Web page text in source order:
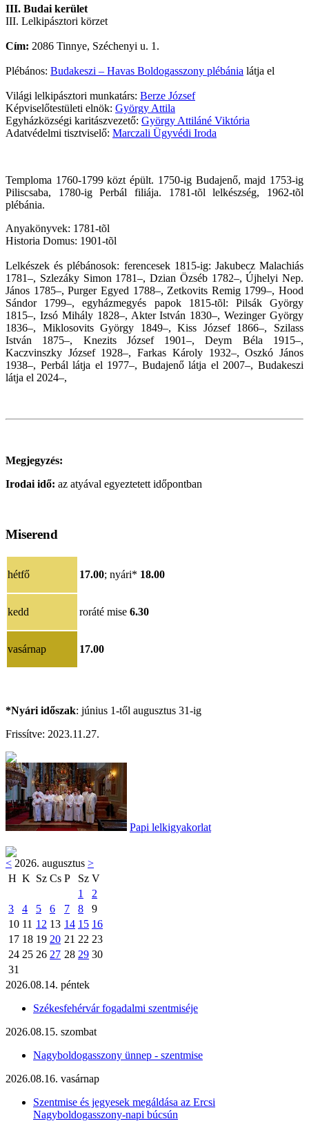
III. Budai kerület
III. Lelkipásztori körzet
Cím: 2086 Tinnye, Széchenyi u. 1.
Plébános: Budakeszi – Havas Boldogasszony plébánia látja el
Világi lelkipásztori munkatárs: Berze József
Képviselőtestületi elnök: György Attila
Egyházközségi karitászvezető: György Attiláné Viktória
Adatvédelmi tisztviselő: Marczali Ügyvédi Iroda
Temploma 1760-1799 közt épült. 1750-ig Budajenő, majd 1753-ig
Piliscsaba, 1780-ig Perbál filiája. 1781-tõl lelkészség, 1962-tõl
plébánia.
Anyakönyvek: 1781-tõl
Historia Domus: 1901-tõl
Lelkészek és plébánosok: ferencesek 1815-ig: Jakubecz Malachiás
1781–, Szlezáky Simon 1781–, Dzian Özséb 1782–, Újhelyi Nep.
János 1785–, Purger Egyed 1788–, Zetkovits Remig 1799–, Hood
Sándor 1799–, egyházmegyés papok 1815-tõl: Pilsák György
1815–, Izsó Mihály 1828–, Akter István 1830–, Wezinger György
1836–, Miklosovits György 1849–, Kiss József 1866–, Szilass
István 1875–, Knezits József 1901–, Deym Béla 1915–,
Kaczvinszky József 1928–, Farkas Károly 1932–, Oszkó János
1938–, Perbál látja el 1977–, Budajenő látja el 2007–, Budakeszi
látja el 2024–,
Megjegyzés:
Irodai idő: az atyával egyeztetett időpontban
Miserend
hétfő 17.00; nyári* 18.00
kedd roráté mise 6.30
vasárnap 17.00
*Nyári időszak: június 1-től augusztus 31-ig
Frissítve: 2023.11.27.
Papi lelkigyakorlat
< 2026. augusztus >
H K Sz Cs P Sz V
1
2
3
4 5 6 7 8
9
10 11 12 13 14 15 16
17 18 19 20 21 22 23
24 25 26 27 28 29 30
31
2026.08.14. péntek
Székesfehérvár fogadalmi szentmiséje
2026.08.15. szombat
Nagyboldogasszony ünnep - szentmise
2026.08.16. vasárnap
Szentmise és jegyesek megáldása az Ercsi
Nagyboldogasszony-napi búcsún